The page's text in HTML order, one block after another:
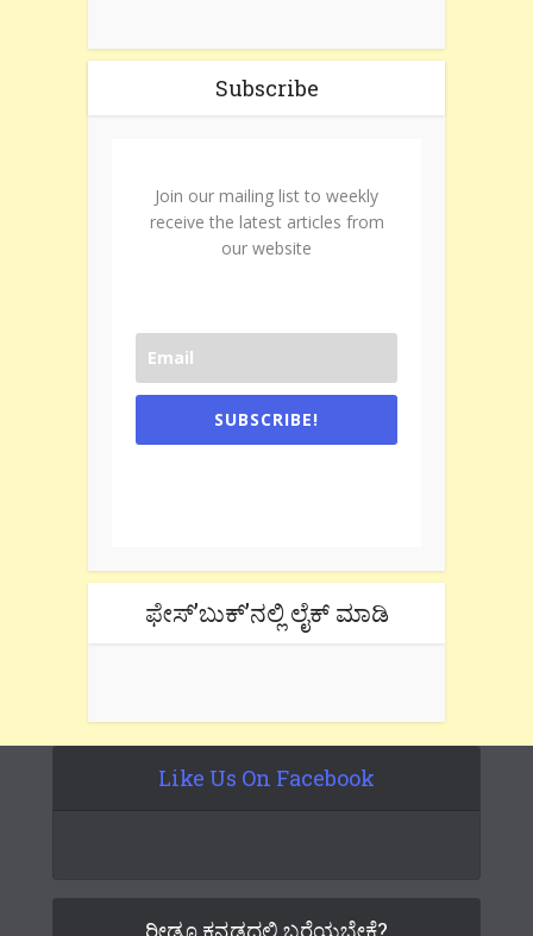
Subscribe
Join our mailing list to weekly
receive the latest articles from
our website
SUBSCRIBE!
ಫೇಸ್’ಬುಕ್’ನಲ್ಲಿ ಲೈಕ್ ಮಾಡಿ
Like Us On Facebook
ರೀಡೂ ಕನ್ನಡದಲ್ಲಿ ಬರೆಯಬೇಕೆ?